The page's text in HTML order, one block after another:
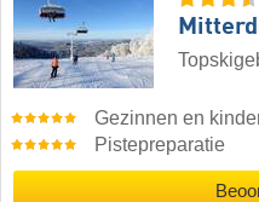
Gezinnen en
Pistepreparatie